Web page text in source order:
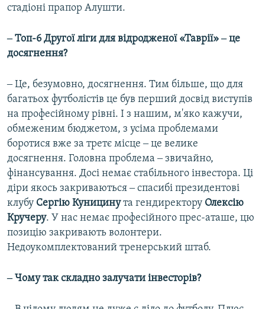
стадіоні прапор Алушти.
‒ Топ-6 Другої ліги для відродженої «Таврії» ‒ це
досягнення?
‒ Це, безумовно, досягнення. Тим більше, що для
багатьох футболістів це був перший досвід виступів
на професійному рівні. І з нашим, м'яко кажучи,
обмеженим бюджетом, з усіма проблемами
боротися вже за третє місце ‒ це велике
досягнення. Головна проблема ‒ звичайно,
фінансування. Досі немає стабільного інвестора. Ці
діри якось закриваються ‒ спасибі президентові
клубу Сергію Куницинута гендиректору Олексію
Кручеру. У нас немає професійного прес-аташе, цю
позицію закривають волонтери.
Недоукомплектований тренерський штаб.
‒ Чому так складно залучати інвесторів?